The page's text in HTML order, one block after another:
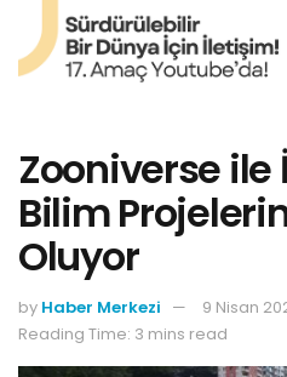
Zooniverse
Bilim
Oluyor
by Haber Merkezi
9 Nisan
Reading Time: 3 mins read